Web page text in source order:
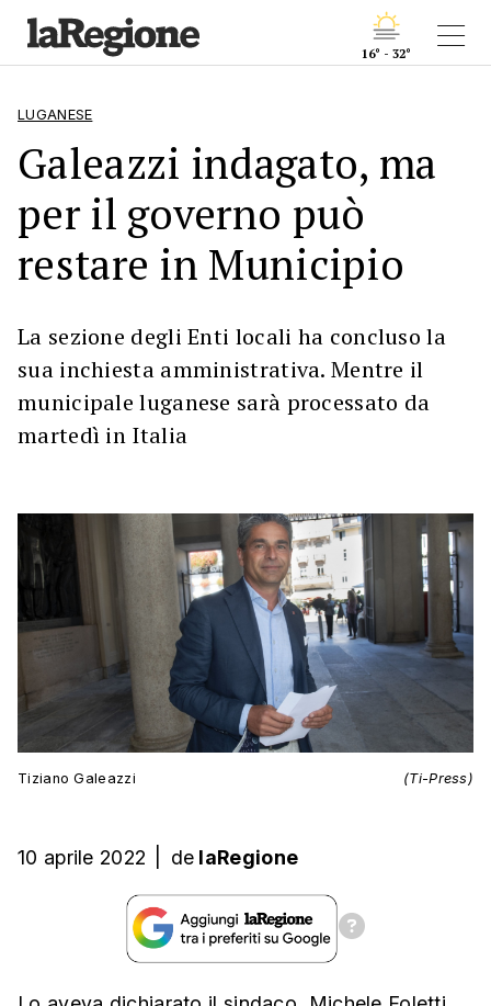
16° - 32°
LUGANESE
Galeazzi indagato, ma
per il governo può
restare in Municipio
La sezione degli Enti locali ha concluso la
sua inchiesta amministrativa. Mentre il
municipale luganese sarà processato da
martedì in Italia
Tiziano Galeazzi (Ti-Press)
10 aprile 2022 de laRegione